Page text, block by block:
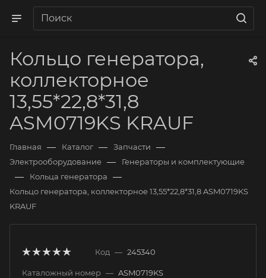
Кольцо генератора,
коллекторное
13,55*22,8*31,8
ASM0719KS KRAUF
Главная — Каталог — Запчасти —
Электрооборудование — Генераторы и комплектующие
— Кольца генератора —
Кольцо генератора, коллекторное 13,55*22,8*31,8 ASM0719KS
KRAUF
Код — 245340
Каталожный номер — ASM0719KS